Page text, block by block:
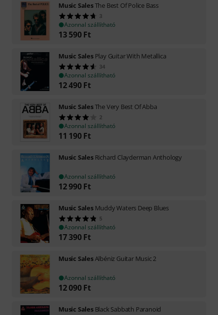
Music SalesThe Best Of Police Bass
3
Azonnal szállítható
13 590 Ft
Music Sales Play Guitar With Metallica
34
Azonnal szállítható
12 490 Ft
Music SalesThe Very Best Of Abba
2
Azonnal szállítható
11 190 Ft
Music Sales Richard Clayderman Anthology
Azonnal szállítható
12 990 Ft
Music Sales Muddy Waters Deep Blues
5
Azonnal szállítható
17 390 Ft
Music SalesAlbéniz Guitar Music 2
Azonnal szállítható
12 090 Ft
Music Sales Black Sabbath Paranoid